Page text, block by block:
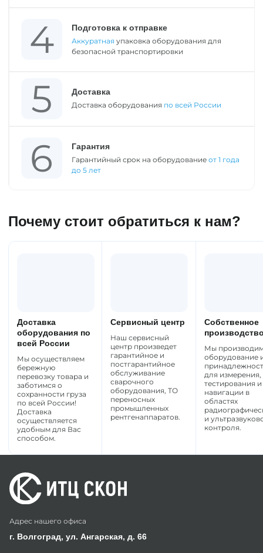
Подготовка к отправке
Аккуратная упаковка оборудования для
безопасной транспортировки
Доставка
Доставка оборудования по всей России
Гарантия
Гарантийный срок на оборудование от 1 года
до 5 лет
Почему стоит обратиться к нам?
Доставка
оборудования по
всей России
Мы осуществляем
бережную
перевозку товара и
заботимся о
сохранности груза
по всей России!
Доставка
осуществляется
удобным для Вас
способом.
Сервисный центр
Наш сервисный
центр произведет
гарантийное и
постгарантийное
обслуживание
сварочного
оборудования, ТО
переносных
промышленных
рентгенаппаратов.
Собственное
Мы
оборудование
для измерения,
тестирования и
навигации в
областях
и
контроля.
Адрес нашего офиса
г. Волгоград, ул. Ангарская, д. 66